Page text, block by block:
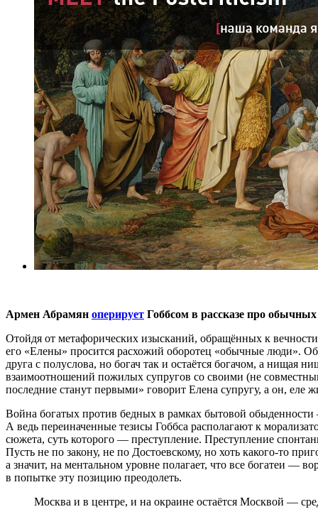
Армен Абрамян оперирует Гоббсом в рассказе про
Отойдя от метафорических изысканий, обращённых к
его «Елены» просится расхожий оборотец «обычные люди».
друга с полуслова, но богач так и остаётся богачом, а нищая
взаимоотношений пожилых супругов со своими (не
последние станут первыми» говорит Елена супругу, а он, еле
Война богатых против бедных в рамках бытовой
А ведь переиначенные тезисы Гоббса располагают к
сюжета, суть которого — преступление. Преступление
Пусть не по закону, не по Достоевскому, но хоть какого-то
а значит, на ментальном уровне полагает, что все богатеи —
в попытке эту позицию преодолеть.
Москва и в центре, и на окраине остаётся Москвой —